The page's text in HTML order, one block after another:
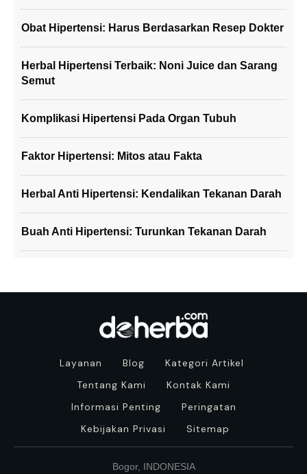
Obat Hipertensi: Harus Berdasarkan Resep Dokter
Herbal Hipertensi Terbaik: Noni Juice dan Sarang
Semut
Komplikasi Hipertensi Pada Organ Tubuh
Faktor Hipertensi: Mitos atau Fakta
Herbal Anti Hipertensi: Kendalikan Tekanan Darah
Buah Anti Hipertensi: Turunkan Tekanan Darah
Layanan Blog
Kategori Artikel
Tentang Kami
Kontak Kami
Informasi Penting
Peringatan
Kebijakan Privasi
Sitemap
Bogor, INDONESIA